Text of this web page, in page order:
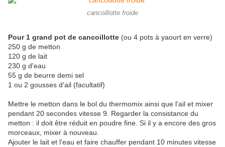
cancoillotte froide
Pour 1 grand pot de cancoillotte (ou 4 pots à yaourt en verre)
250 g de metton
120 g de lait
230 g d'eau
55 g de beurre demi sel
1 ou 2 gousses d'ail (facultatif)
Mettre le metton dans le bol du thermomix ainsi que l'ail et mixer
pendant 20 secondes vitesse 9. Regarder la consistance du
metton : il doit être réduit en poudre fine. Si il y a encore des gros
morceaux, mixer à nouveau.
Ajouter le lait et l'eau et faire chauffer pendant 10 minutes vitesse